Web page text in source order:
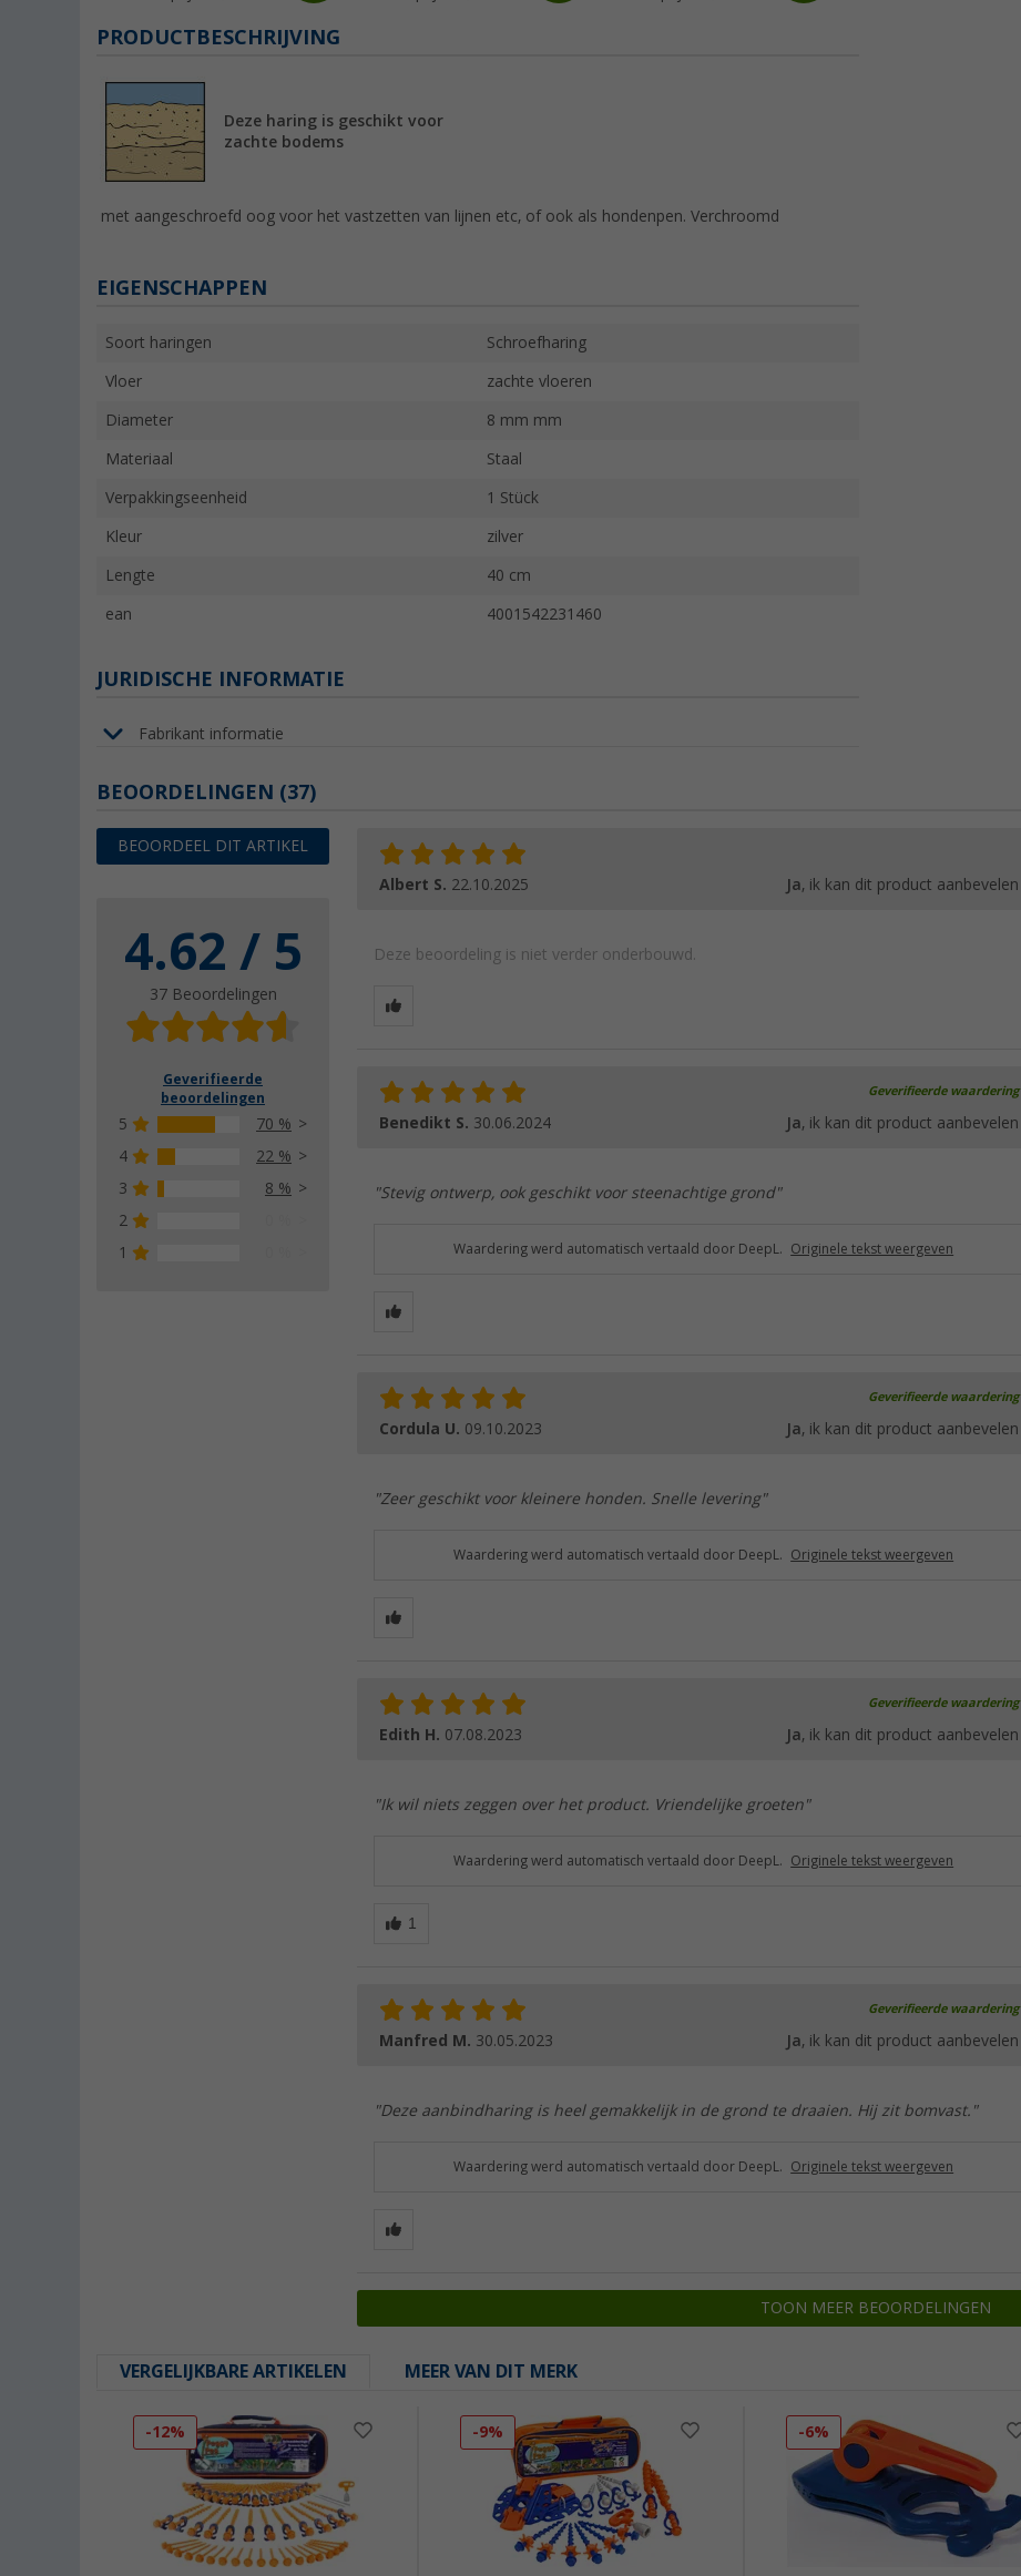
PRODUCTBESCHRIJVING
Deze haring is geschikt voor
zachte bodems
met aangeschroefd oog voor het vastzetten van lijnen etc, of ook als hondenpen. Verchroomd
EIGENSCHAPPEN
Soort haringen Schroefharing
Vloer zachte vloeren
Diameter 8 mm mm
Materiaal Staal
Verpakkingseenheid 1 Stück
Kleur zilver
Lengte 40 cm
ean 4001542231460
JURIDISCHE INFORMATIE
Fabrikant informatie
BEOORDELINGEN (37)
BEOORDEEL DIT ARTIKEL
4.62 / 5
37 Beoordelingen
Geverifieerde
beoordelingen
5
70 %
4
22 %
3
8 %
2
1
Albert S. 22.10.2025 Ja, ik kan dit product aanbevelen
Deze beoordeling is niet verder onderbouwd.
Geverifieerde waardering
Benedikt S. 30.06.2024 Ja, ik kan dit product aanbevelen
"Stevig ontwerp, ook geschikt voor steenachtige grond"
Waardering werd automatisch vertaald door DeepL. Originele tekst weergeven
Geverifieerde waardering
Cordula U. 09.10.2023 Ja, ik kan dit product aanbevelen
"Zeer geschikt voor kleinere honden. Snelle levering"
Waardering werd automatisch vertaald door DeepL. Originele tekst weergeven
Geverifieerde waardering
Edith H. 07.08.2023 Ja, ik kan dit product aanbevelen
"Ik wil niets zeggen over het product. Vriendelijke groeten"
Waardering werd automatisch vertaald door DeepL. Originele tekst weergeven
Geverifieerde waardering
Manfred M. 30.05.2023 Ja, ik kan dit product aanbevelen
"Deze aanbindharing is heel gemakkelijk in de grond te draaien. Hij zit bomvast."
Waardering werd automatisch vertaald door DeepL. Originele tekst weergeven
TOON MEER BEOORDELINGEN
VERGELIJKBARE ARTIKELEN MEER VAN DIT MERK
-12% -9% -6%